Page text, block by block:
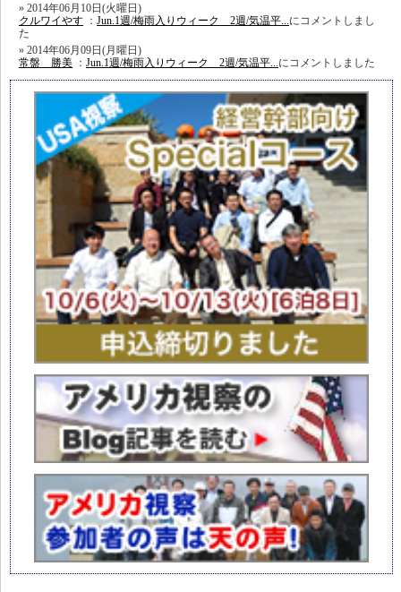
2014年06月10日(火曜日)
クルワイやす ： Jun.1週/梅雨入りウィーク 2週/気温平... にコメントしまし
た
2014年06月09日(月曜日)
常盤 勝美 ： Jun.1週/梅雨入りウィーク 2週/気温平... にコメントしました